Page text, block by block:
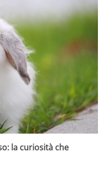
la curiosità che